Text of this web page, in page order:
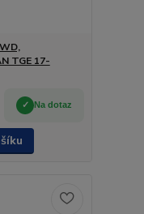
TGE 17-
Na dotaz